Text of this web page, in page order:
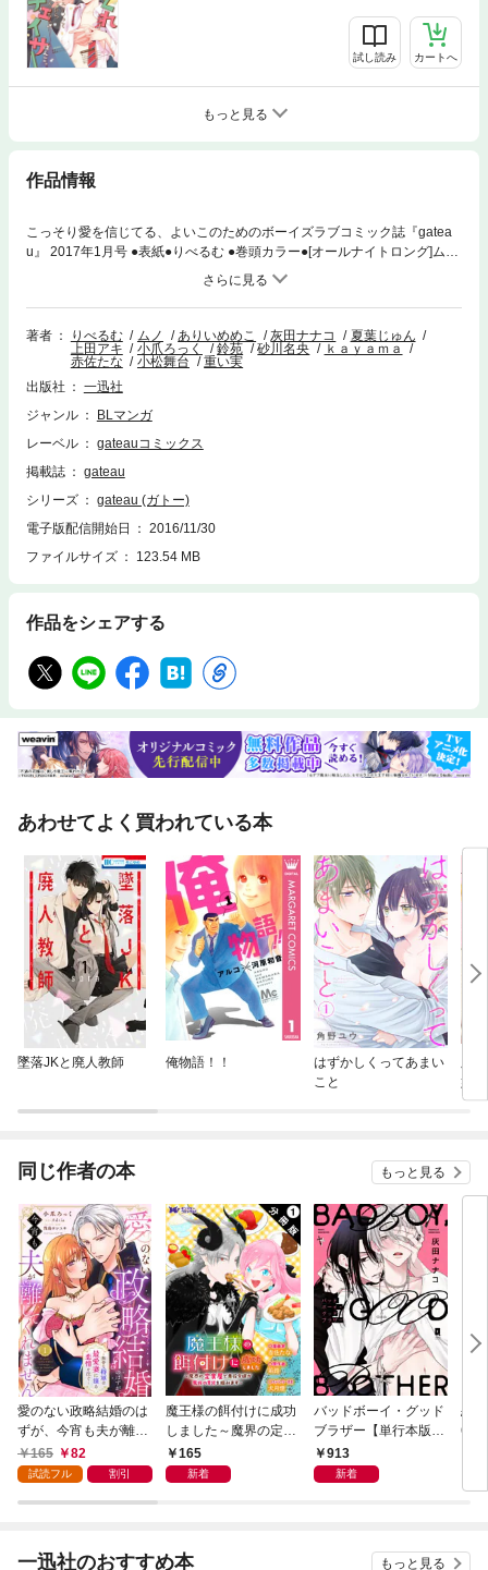
試し読み カートへ
もっと見る
作品情報
こっそり愛を信じてる、よいこのためのボーイズラブコミック誌『gatea
u』 2017年1月号 ●表紙●りべるむ ●巻頭カラー●[オールナイトロング]ムノ
●連載作品●［ひとりじめマイヒーロー］ありいめめこ ●［おこさまスタ
ー］蒼宮カラ ●［最大音量で、］灰田ナナコ ●［投愛］りべるむ●[夢でも
泣かないで]夏葉じゅん ●[フロム・グリーンキッチン]上田アキ ● [かわいく
しててよ]小爪ろっく ● [舌先の恋人]鈴苑●［明日の僕らのこと］砂川名央●
［それでもきみを忘れられない］kayama●［愛して満たして可愛がって］
赤佐たな ●読切作品● ［SとM］小松舞台●特別掲載お試し読み● ［アホエ
ロ］重い実
著者 りべるむ ムノ ありいめめこ 灰田ナナコ
夏葉じゅん
上田アキ
小爪ろっく 鈴苑 砂川名央
ｋａｙａｍａ
赤佐たな
小松舞台
重い実
出版社
一迅社
ジャンル
BLマンガ
レーベル
gateauコミックス
掲載誌
gateau
シリーズ
gateau (ガトー)
電子版配信開始日
2016/11/30
ファイルサイズ
123.54 MB
作品をシェアする
あわせてよく買われている本
墜落JKと廃人教師 俺物語！！
はずかしくってあまい
こと
婚
同じ作者の本 もっと見る
愛のない政略結婚のは
ずが、今宵も夫が離し
てくれません～無骨な
将軍は最愛妻に滾る恋
1話
165 82
試読フル 割引
魔王様の餌付けに成功
しました～魔界の定食
屋で悪役令嬢が魔族の
胃袋を掴みます～（コ
165
新着
バッドボーイ・グッド
ブラザー【単行本版】
【電子限定描き下ろし
漫画付き】
913
新着
恋
6年
一迅社のおすすめ本 もっと見る